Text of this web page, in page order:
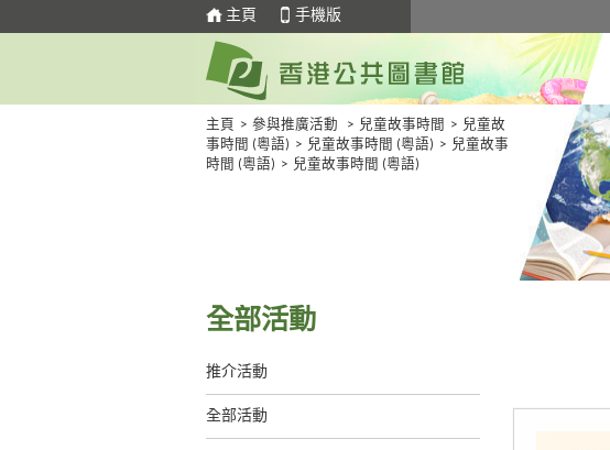
主頁 手機版
主頁 > 參與推廣活動 > 兒童故事時間 > 兒童故
事時間 (粵語) > 兒童故事時間 (粵語) > 兒童故事
時間 (粵語) > 兒童故事時間 (粵語)
全部活動
推介活動
全部活動